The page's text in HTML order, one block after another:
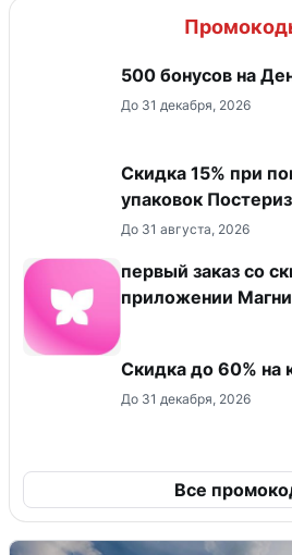
500 бонусов на
До 31 декабря, 2026
Скидка 15% при
упаковок
До 31 августа, 2026
первый заказ со
приложении
Скидка до 60% на
До 31 декабря, 2026
Все